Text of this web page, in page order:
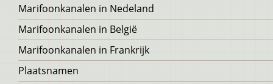
Voet
Marifoonkanalen in Nedeland
Marifoonkanalen in België
Marifoonkanalen in Frankrijk
Plaatsnamen